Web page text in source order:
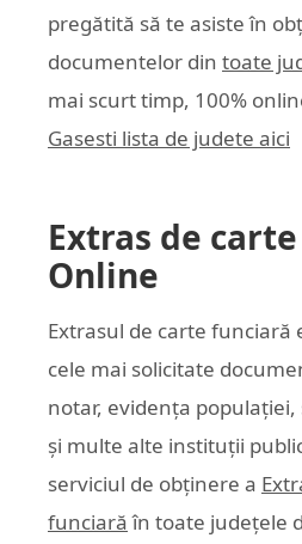
pregătită să te asiste în
documentelor din toate
mai scurt timp, 100%
Gasesti lista de judete aici
Extras de
Online
Extrasul de carte funciară
cele mai solicitate
notar, evidența
și multe alte instituții
serviciul de obținere a
funciară în toate județele